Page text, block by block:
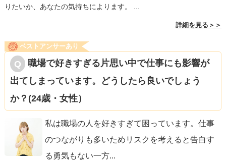
りたいか、あなたの気持ちによります。 ...
詳細を見る＞＞
ベストアンサーあり
職場で好きすぎる片思い中で仕事にも影響が
出てしまっています。どうしたら良いでしょう
か？(24歳・女性）
私は職場の人を好きすぎて困っています。仕事
のつながりも多いためリスクを考えると告白す
る勇気もない一方...